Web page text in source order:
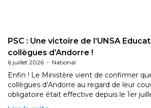
PSC : Une victoire de l’UNSA
collègues d’Andorre !
6 juillet 2026 - National
Enfin ! Le Ministère vient de confirmer
collègues d’Andorre au regard de leur
obligatoire était effective depuis le 1er